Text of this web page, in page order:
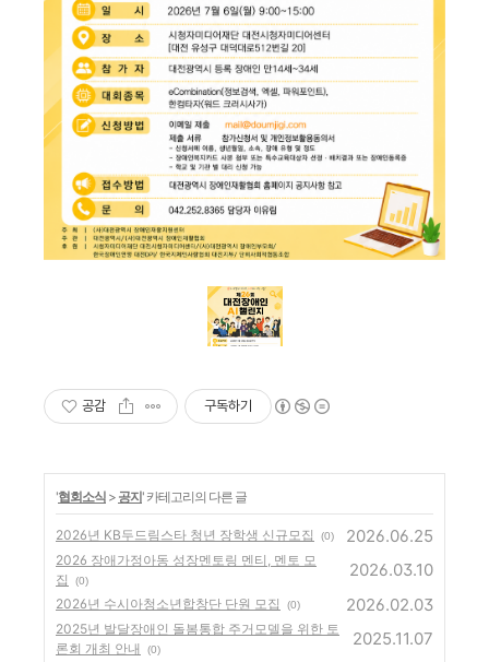
공감 구독하기
'협회소식 > 공지' 카테고리의 다른 글
2026년 KB두드림스타 청년 장학생 신규모집 (0) 2026.06.25
2026 장애가정아동 성장멘토링 멘티, 멘토 모
집
(0)
2026.03.10
2026년 수시아청소년합창단 단원 모집 (0) 2026.02.03
2025년 발달장애인 돌봄통합 주거모델을 위한 토
론회 개최 안내
(0)
2025.11.07